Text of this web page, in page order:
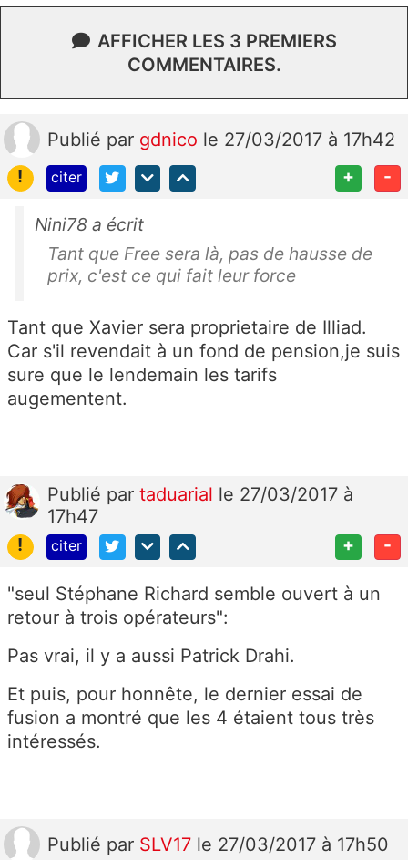
AFFICHER LES 3 PREMIERS
COMMENTAIRES.
Publié par gdnico le 27/03/2017 à 17h42
!
citer + -
Nini78 a écrit
Tant que Free sera là, pas de hausse de
prix, c'est ce qui fait leur force
Tant que Xavier sera proprietaire de Illiad.
Car s'il revendait à un fond de pension,je suis
sure que le lendemain les tarifs
augementent.
Publié par taduarial le 27/03/2017 à
17h47
!
citer + -
"seul Stéphane Richard semble ouvert à un
retour à trois opérateurs":
Pas vrai, il y a aussi Patrick Drahi.
Et puis, pour honnête, le dernier essai de
fusion a montré que les 4 étaient tous très
intéressés.
Publié par SLV17 le 27/03/2017 à 17h50